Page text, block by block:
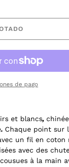
de pago
et blancs,
. Chaque point sur
un fil en coton
avec des
à la main